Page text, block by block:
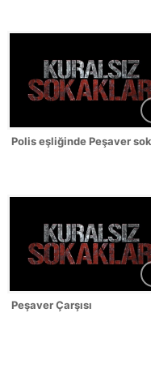
Polis eşliğinde Peşaver
Peşaver Çarşısı